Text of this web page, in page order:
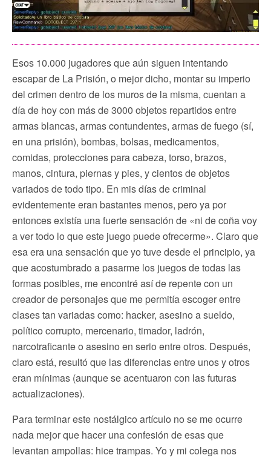
Esos 10.000 jugadores que aún siguen intentando
escapar de La Prisión, o mejor dicho, montar su imperio
del crimen dentro de los muros de la misma, cuentan a
día de hoy con más de 3000 objetos repartidos entre
armas blancas, armas contundentes, armas de fuego (sí,
en una prisión), bombas, bolsas, medicamentos,
comidas, protecciones para cabeza, torso, brazos,
manos, cintura, piernas y pies, y cientos de objetos
variados de todo tipo. En mis días de criminal
evidentemente eran bastantes menos, pero ya por
entonces existía una fuerte sensación de «ni de coña voy
a ver todo lo que este juego puede ofrecerme». Claro que
esa era una sensación que yo tuve desde el principio, ya
que acostumbrado a pasarme los juegos de todas las
formas posibles, me encontré así de repente con un
creador de personajes que me permitía escoger entre
clases tan variadas como: hacker, asesino a sueldo,
político corrupto, mercenario, timador, ladrón,
narcotraficante o asesino en serio entre otros. Después,
claro está, resultó que las diferencias entre unos y otros
eran mínimas (aunque se acentuaron con las futuras
actualizaciones).
Para terminar este nostálgico artículo no se me ocurre
nada mejor que hacer una confesión de esas que
levantan ampollas: hice trampas. Yo y mi colega nos